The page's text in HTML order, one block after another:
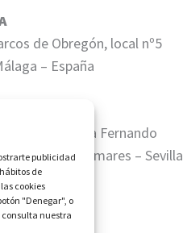
publicidad
de
cookies
"Denegar", o
consulta nuestra
de Obregón, local nº5
– España
Glorieta Fernando
6A. 41940 Tomares – Sevilla